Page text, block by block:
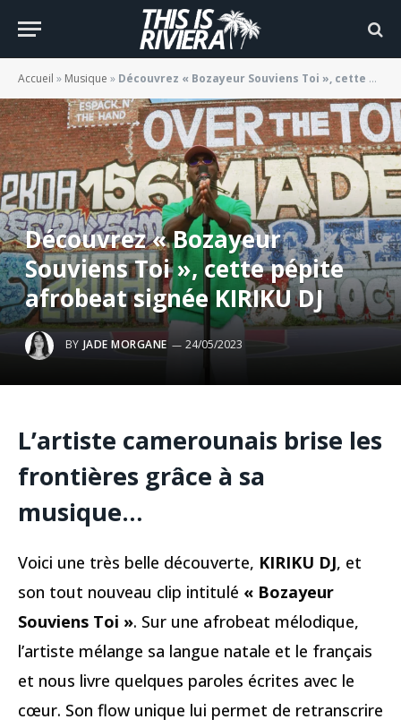
Accueil » Musique » Découvrez « Bozayeur Souviens Toi », cette pépite afrobeat signée KIRIKU DJ
Découvrez « Bozayeur
Souviens Toi », cette pépite
afrobeat signée KIRIKU DJ
BY JADE MORGANE 24/05/2023
L’artiste camerounais brise les
frontières grâce à sa
musique…
Voici une très belle découverte, KIRIKU DJ, et
son tout nouveau clip intitulé « Bozayeur
Souviens Toi ». Sur une afrobeat mélodique,
l’artiste mélange sa langue natale et le français
et nous livre quelques paroles écrites avec le
cœur. Son flow unique lui permet de retranscrire